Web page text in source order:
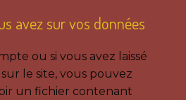
avez sur vos données
ou si vous avez laissé
le site, vous pouvez
un fichier contenant